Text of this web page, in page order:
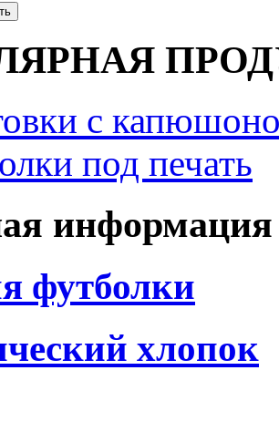
с
под печать
информация
футболки
хлопок